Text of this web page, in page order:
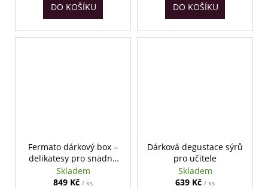
DO KOŠÍKU DO KOŠÍKU
Fermato dárkový box –
delikatesy pro snadné
vaření
Skladem
849 Kč / ks
Dárková degustace sýrů
pro učitele
Skladem
639 Kč / ks